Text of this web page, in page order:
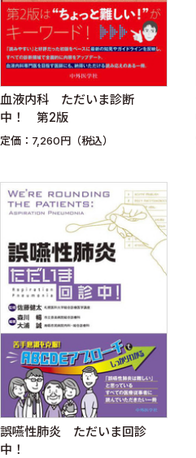
血液内科 ただいま診断
中！ 第2版
定価：7,260円（税込）
誤嚥性肺炎 ただいま回診
中！